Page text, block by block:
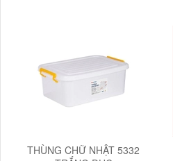
THÙNG CHỮ NHẬT 5332